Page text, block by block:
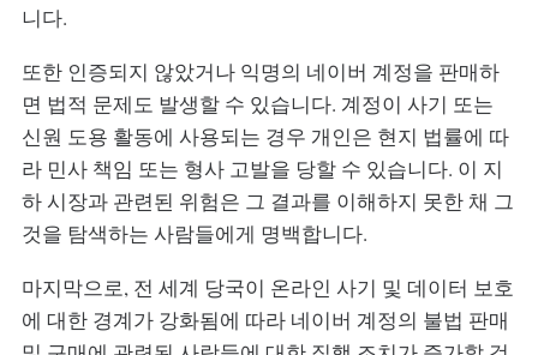
니다.
또한 인증되지 않았거나 익명의 네이버 계정을 판매하
면 법적 문제도 발생할 수 있습니다. 계정이 사기 또는
신원 도용 활동에 사용되는 경우 개인은 현지 법률에 따
라 민사 책임 또는 형사 고발을 당할 수 있습니다. 이 지
하 시장과 관련된 위험은 그 결과를 이해하지 못한 채 그
것을 탐색하는 사람들에게 명백합니다.
마지막으로, 전 세계 당국이 온라인 사기 및 데이터 보호
에 대한 경계가 강화됨에 따라 네이버 계정의 불법 판매